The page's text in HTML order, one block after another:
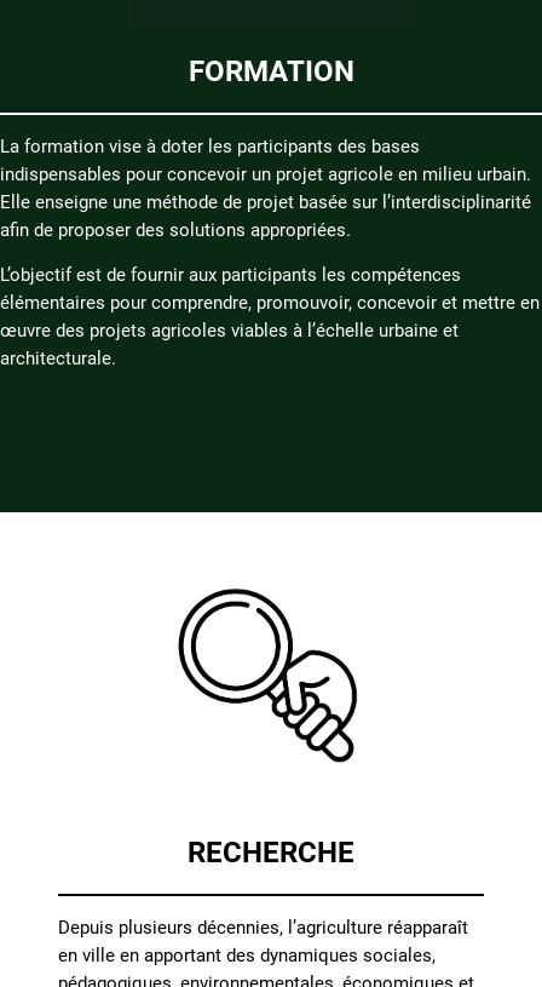
FORMATION
La formation vise à doter les participants des bases
indispensables pour concevoir un projet agricole en milieu urbain.
Elle enseigne une méthode de projet basée sur l’interdisciplinarité
afin de proposer des solutions appropriées.
L’objectif est de fournir aux participants les compétences
élémentaires pour comprendre, promouvoir, concevoir et mettre en
œuvre des projets agricoles viables à l’échelle urbaine et
architecturale.
RECHERCHE
Depuis plusieurs décennies, l’agriculture réapparaît
en ville en apportant des dynamiques sociales,